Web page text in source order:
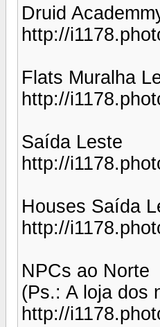
Druid
http://
Flats Muralha
http://
Saída Leste
http://
Houses Saída
http://
NPCs ao Norte
(Ps.: A loja dos
http://